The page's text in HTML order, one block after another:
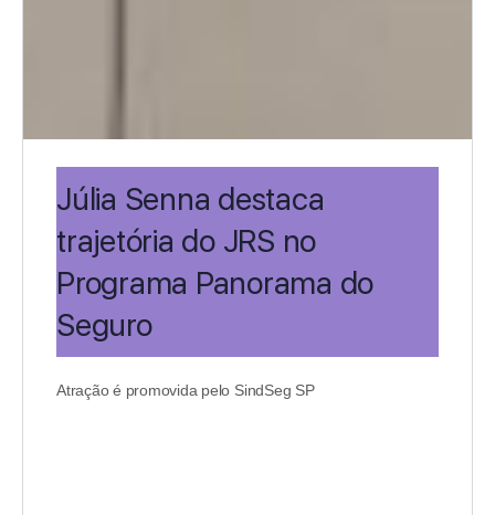
Júlia Senna destaca
trajetória do JRS no
Programa Panorama do
Seguro
Atração é promovida pelo SindSeg SP